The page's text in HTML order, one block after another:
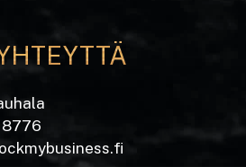
8776